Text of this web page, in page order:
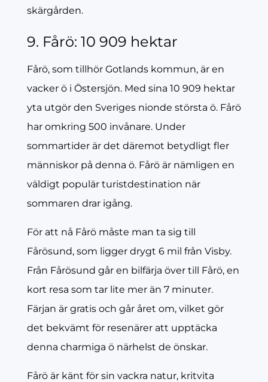
skärgården.
9. Fårö: 10 909 hektar
Fårö, som tillhör Gotlands kommun, är en
vacker ö i Östersjön. Med sina 10 909 hektar
yta utgör den Sveriges nionde största ö. Fårö
har omkring 500 invånare. Under
sommartider är det däremot betydligt fler
människor på denna ö. Fårö är nämligen en
väldigt populär turistdestination när
sommaren drar igång.
För att nå Fårö måste man ta sig till
Fårösund, som ligger drygt 6 mil från Visby.
Från Fårösund går en bilfärja över till Fårö, en
kort resa som tar lite mer än 7 minuter.
Färjan är gratis och går året om, vilket gör
det bekvämt för resenärer att upptäcka
denna charmiga ö närhelst de önskar.
Fårö är känt för sin vackra natur, kritvita